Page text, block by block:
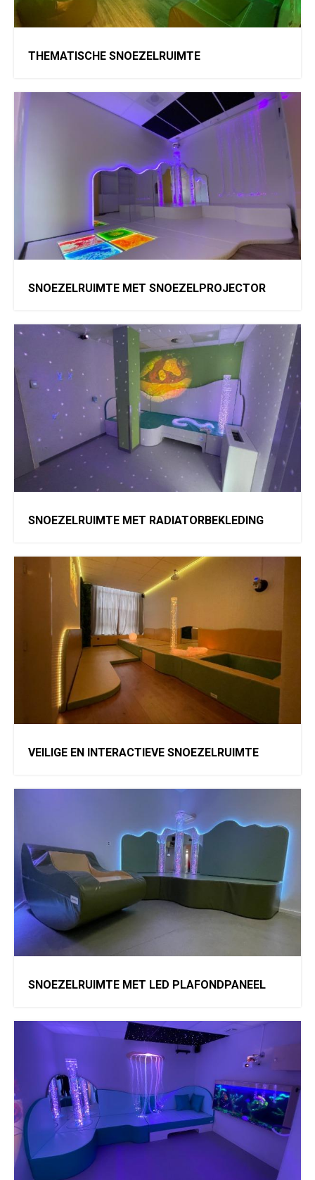
THEMATISCHE SNOEZELRUIMTE
SNOEZELRUIMTE MET SNOEZELPROJECTOR
SNOEZELRUIMTE MET RADIATORBEKLEDING
VEILIGE EN INTERACTIEVE SNOEZELRUIMTE
SNOEZELRUIMTE MET LED PLAFONDPANEEL